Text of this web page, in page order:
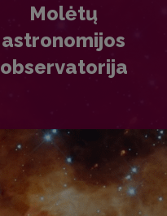
Molėtų
astronomijos
observatorija
PLAČIAU